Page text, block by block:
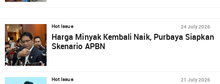
Hot Issue 24 July 2026
Harga Minyak Kembali Naik, Purbaya Siapkan
Skenario APBN
Hot Issue 21 July 2026